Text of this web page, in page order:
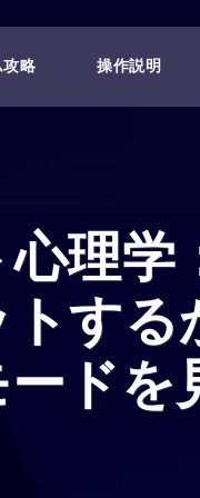
攻略 操作説明
理学
する
ドを